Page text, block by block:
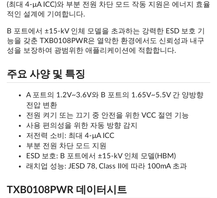
(최대 4-μA ICC)와 부분 전원 차단 모드 작동 지원은 에너지 효율
적인 설계에 기여합니다.
B 포트에서 ±15-kV 인체 모델을 초과하는 강력한 ESD 보호 기
능을 갖춘 TXB0108PWR은 열악한 환경에서도 신뢰성과 내구
성을 보장하여 광범위한 애플리케이션에 적합합니다.
주요 사양 및 특징
A 포트의 1.2V~3.6V와 B 포트의 1.65V~5.5V 간 양방향
전압 변환
전원 켜기 또는 끄기 중 안전을 위한 VCC 절연 기능
사용 편의성을 위한 자동 방향 감지
저전력 소비: 최대 4-μA ICC
부분 전원 차단 모드 지원
ESD 보호: B 포트에서 ±15-kV 인체 모델(HBM)
래치업 성능: JESD 78, Class II에 따라 100mA 초과
TXB0108PWR 데이터시트